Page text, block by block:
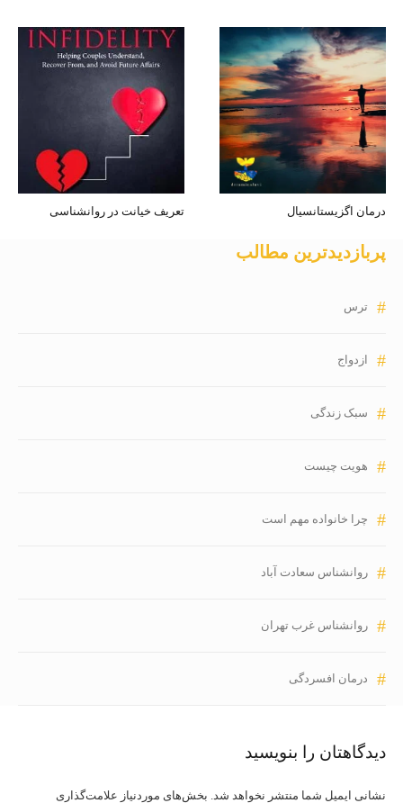
درمان اگزیستانسیال تعریف خیانت در روانشناسی
پربازدیدترین مطالب
ترس
ازدواج
سبک زندگی
هویت چیست
چرا خانواده مهم است
روانشناس سعادت آباد
روانشناس غرب تهران
درمان افسردگی
دیدگاهتان را بنویسید
نشانی ایمیل شما منتشر نخواهد شد. بخش‌های موردنیاز علامت‌گذاری